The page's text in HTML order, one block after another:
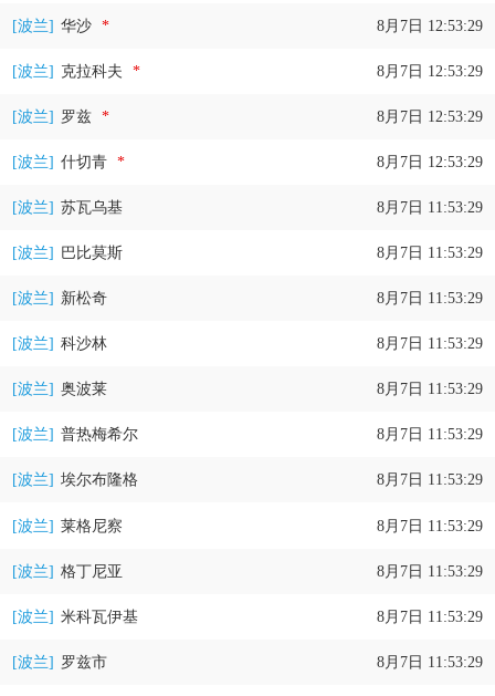
[波兰] 华沙 * 8月7日 12:53:29
[波兰] 克拉科夫 * 8月7日 12:53:29
[波兰] 罗兹 * 8月7日 12:53:29
[波兰] 什切青 * 8月7日 12:53:29
[波兰] 苏瓦乌基 8月7日 11:53:29
[波兰] 巴比莫斯 8月7日 11:53:29
[波兰] 新松奇 8月7日 11:53:29
[波兰] 科沙林 8月7日 11:53:29
[波兰] 奥波莱 8月7日 11:53:29
[波兰] 普热梅希尔 8月7日 11:53:29
[波兰] 埃尔布隆格 8月7日 11:53:29
[波兰] 莱格尼察 8月7日 11:53:29
[波兰] 格丁尼亚 8月7日 11:53:29
[波兰] 米科瓦伊基 8月7日 11:53:29
[波兰] 罗兹市 8月7日 11:53:29